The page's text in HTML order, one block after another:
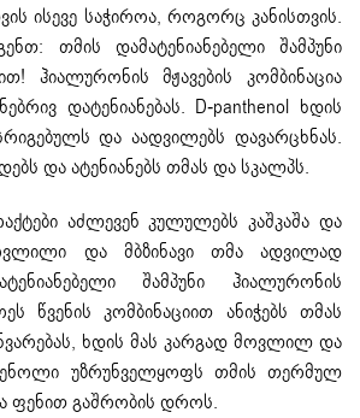
ისევე საჭიროა, როგორც კანისთვის.
თმის დამატენიანებელი შამპუნი
ჰიალურონის მჟავების კომბინაცია
დატენიანებას. D-panthenol ხდის
და აადვილებს დავარცხნას.
და ატენიანებს თმას და სკალპს.
აძლევენ კულულებს კაშკაშა და
და მბზინავი თმა ადვილად
შამპუნი ჰიალურონის
წვენის კომბინაციით ანიჭებს თმას
ხდის მას კარგად მოვლილ და
უზრუნველყოფს თმის თერმულ
ფენით გაშრობის დროს.